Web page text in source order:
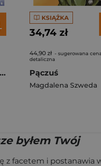
Noc spełnionych marzeń
KSIĄŻKA
34,74 zł
44,90 zł - sugerowana cena
detaliczna
Pączuś
Magdalena Szweda
byłem Twój
z facetem i